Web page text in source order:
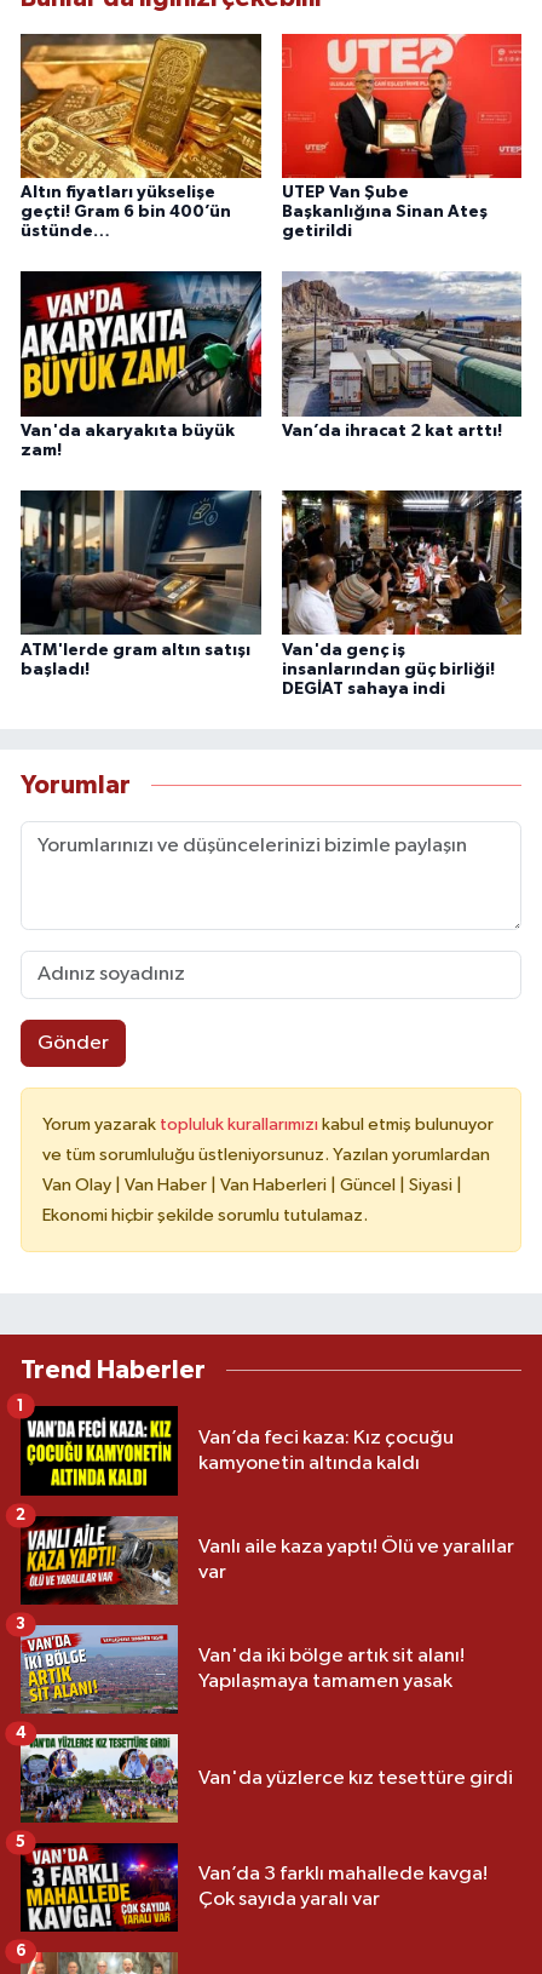
bilgilendirmektedir.
Altın fiyatları yükselişe
geçti! Gram 6 bin 400’ün
üstünde…
UTEP Van Şube
Başkanlığına Sinan Ateş
getirildi
Van'da akaryakıta büyük
zam!
Van’da ihracat 2 kat arttı!
ATM'lerde gram altın satışı
başladı!
Van'da genç iş
insanlarından güç birliği!
DEGİAT sahaya indi
Yorumlar
Gönder
Yorum yazarak topluluk kurallarımızı kabul etmiş bulunuyor
ve tüm sorumluluğu üstleniyorsunuz. Yazılan yorumlardan
Van Olay | Van Haber | Van Haberleri | Güncel | Siyasi |
Ekonomi hiçbir şekilde sorumlu tutulamaz.
Trend Haberler
Van’da feci kaza: Kız çocuğu
kamyonetin altında kaldı
1
Vanlı aile kaza yaptı! Ölü ve yaralılar
var
2
Van'da iki bölge artık sit alanı!
Yapılaşmaya tamamen yasak
3
Van'da yüzlerce kız tesettüre girdi
4
Van’da 3 farklı mahallede kavga!
Çok sayıda yaralı var
5
6